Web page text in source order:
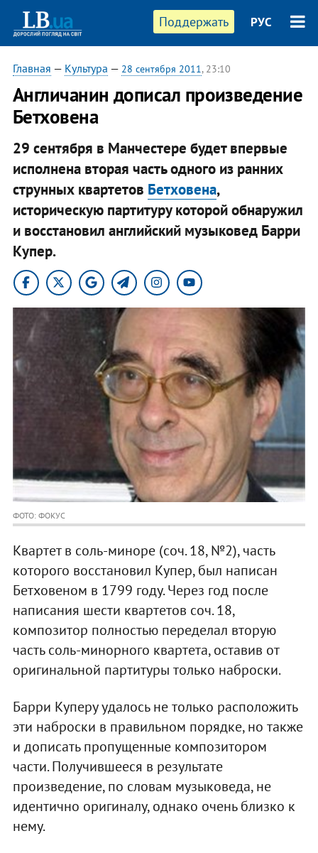
Поддержать РУС
Главная — Культура — 28 сентября 2011, 23:10
Англичанин дописал произведение
Бетховена
29 сентября в Манчестере будет впервые
исполнена вторая часть одного из ранних
струнных квартетов Бетховена,
историческую партитуру которой обнаружил
и восстановил английский музыковед Барри
Купер.
ФОТО: ФОКУС
Квартет в соль-миноре (соч. 18, №2), часть
которого восстановил Купер, был написан
Бетховеном в 1799 году. Через год после
написания шести квартетов соч. 18,
композитор полностью переделал вторую
часть соль-минорного квартета, оставив от
оригинальной партитуры только наброски.
Барри Куперу удалось не только расположить
эти наброски в правильном порядке, но также
и дописать пропущенные композитором
части. Получившееся в результате
произведение, по словам музыковеда, не
идентично оригиналу, однако очень близко к
нему.